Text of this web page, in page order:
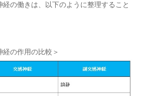
の働きは、以下のように整理すること
経の作用の比較＞